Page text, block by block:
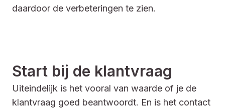
daardoor de verbeteringen te zien.
Start bij de klantvraag
Uiteindelijk is het vooral van waarde of je de
klantvraag goed beantwoordt. En is het contact